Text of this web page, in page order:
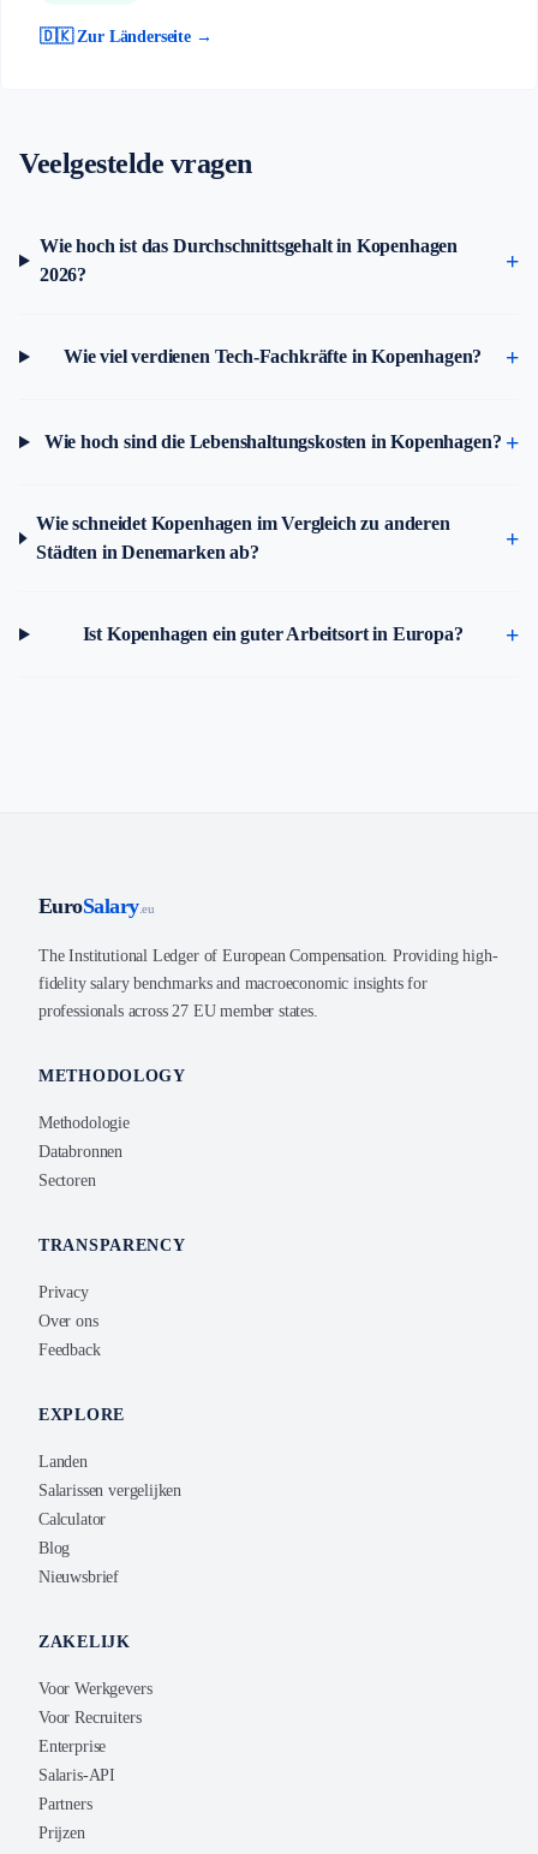
🇩🇰 Zur Länderseite →
Veelgestelde vragen
Wie hoch ist das Durchschnittsgehalt in Kopenhagen
2026?
Wie viel verdienen Tech-Fachkräfte in Kopenhagen?
Wie hoch sind die Lebenshaltungskosten in Kopenhagen?
Wie schneidet Kopenhagen im Vergleich zu anderen
Städten in Denemarken ab?
Ist Kopenhagen ein guter Arbeitsort in Europa?
EuroSalary.eu
The Institutional Ledger of European Compensation. Providing high-
fidelity salary benchmarks and macroeconomic insights for
professionals across 27 EU member states.
METHODOLOGY
Methodologie
Databronnen
Sectoren
TRANSPARENCY
Privacy
Over ons
Feedback
EXPLORE
Landen
Salarissen vergelijken
Calculator
Blog
Nieuwsbrief
ZAKELIJK
Voor Werkgevers
Voor Recruiters
Enterprise
Salaris-API
Partners
Prijzen